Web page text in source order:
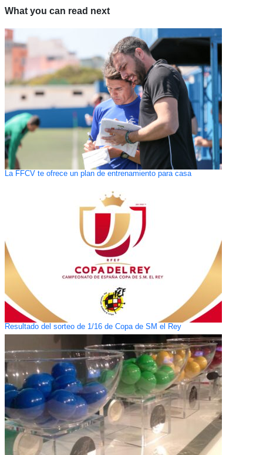
What you can read next
La FFCV te ofrece un plan de entrenamiento para casa
Resultado del sorteo de 1/16 de Copa de SM el Rey